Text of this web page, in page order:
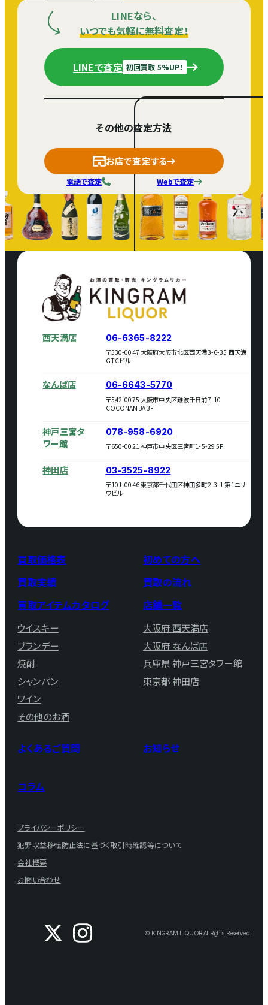
LINEなら、
いつでも気軽に無料査定！
LINEで査定 初回買取 5%UP！
その他の査定方法
お店で査定する
Webで査定
電話で査定
買取価格表
買取実績
買取アイテムカタログ
ウイスキー
ブランデー
焼酎
シャンパン
ワイン
その他のお酒
初めての方へ
買取の流れ
店舗一覧
大阪府 西天満店
大阪府 なんば店
兵庫県 神戸三宮タワー館
東京都 神田店
よくあるご質問 お知らせ
コラム
プライバシーポリシー
犯罪収益移転防止法に基づく取引時確認等について
会社概要
お問い合わせ
西天満店 06-6365-8222
〒530-0047 大阪府大阪市北区西天満3-6-35 西天満
GTCビル
なんば店 06-6643-5770
〒542-0075 大阪市中央区難波千日前7-10
COCONAMBA 3F
神戸三宮タ
ワー館
078-958-6920
〒650-0021 神戸市中央区三宮町1-5-29 5F
神田店 03-3525-8922
〒101-0046 東京都千代田区神田多町2-3-1 第1ニサ
ワビル
© KINGRAM LIQUOR All Rights Reserved.